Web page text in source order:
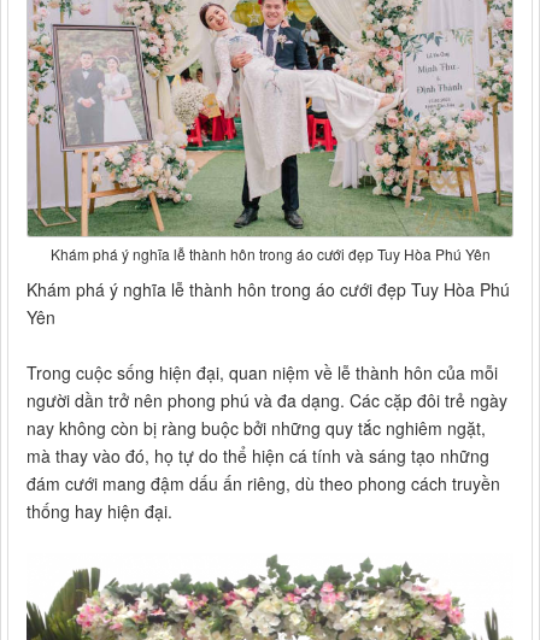
Khám phá ý nghĩa lễ thành hôn trong áo cưới đẹp Tuy Hòa Phú Yên
Khám phá ý nghĩa lễ thành hôn trong áo cưới đẹp Tuy Hòa Phú
Yên
Trong cuộc sống hiện đại, quan niệm về lễ thành hôn của mỗi
người dần trở nên phong phú và đa dạng. Các cặp đôi trẻ ngày
nay không còn bị ràng buộc bởi những quy tắc nghiêm ngặt,
mà thay vào đó, họ tự do thể hiện cá tính và sáng tạo những
đám cưới mang đậm dấu ấn riêng, dù theo phong cách truyền
thống hay hiện đại.